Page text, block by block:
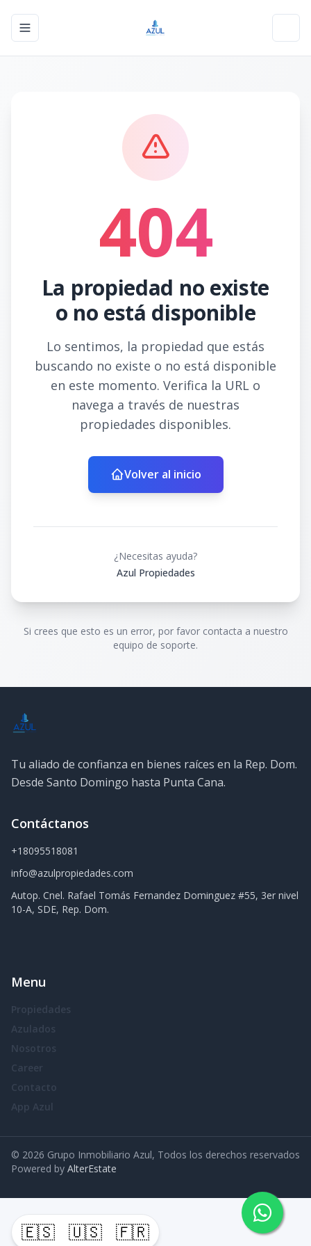
🇪🇸 🇺🇸 🇫🇷
Toggle navigation menu
404
La propiedad no existe
o no está disponible
Lo sentimos, la propiedad que estás
buscando no existe o no está disponible
en este momento. Verifica la URL o
navega a través de nuestras
propiedades disponibles.
Volver al inicio
¿Necesitas ayuda?
Azul Propiedades
Si crees que esto es un error, por favor contacta a nuestro
equipo de soporte.
Tu aliado de confianza en bienes raíces en la Rep. Dom.
Desde Santo Domingo hasta Punta Cana.
Contáctanos
+18095518081
info@azulpropiedades.com
Autop. Cnel. Rafael Tomás Fernandez Dominguez #55, 3er nivel
10-A, SDE, Rep. Dom.
Menu
Propiedades
Azulados
Nosotros
Career
Contacto
App Azul
© 2026 Grupo Inmobiliario Azul, Todos los derechos reservados
Powered by AlterEstate